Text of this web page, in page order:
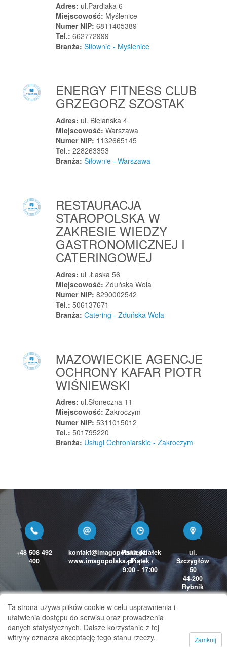
Radomyśl nad Sanem
Radomyśl Wielki
Radziechowice Pierwsze
Radziechowy
Radzymin
Radzyń Chełmiński
Radzyń Podlaski
Raniżów
Raszyn
Rawa Mazowiecka
Regulice
Reguły
Rejowiec
Rejowiec Fabryczny
Resko
Rębków
Ręczno
Rędziny
Adres: ul.Pardiaka 6
Miejscowość: Myślenice
Numer NIP: 6811405389
Tel.: 662772999
Branża: Siłownie - Myślenice
ENERGY FITNESS CLUB
GRZEGORZ SZOSTAK
Adres: ul. Bielańska 4
Miejscowość: Warszawa
Numer NIP: 1132665145
Tel.: 228263353
Branża: Siłownie - Warszawa
RESTAURACJA
STAROPOLSKA W
ZAKRESIE WIEDZY
GASTRONOMICZNEJ I
CATERINGOWEJ
Adres: ul .Łaska 56
Miejscowość: Zduńska Wola
Numer NIP: 8290002542
Tel.: 506137671
Branża: Catering - Zduńska Wola
MAZOWIECKIE AGENCJE
OCHRONY KAFAR PIOTR
WIŚNIEWSKI
Adres: ul.Słoneczna 11
Miejscowość: Zakroczym
Numer NIP: 5311015012
Tel.: 501795220
Branża: Usługi Ochroniarskie - Zakroczym
+48 508 492
400
kontakt@imagopolska.pl
www.imagopolska.pl
Poniedziałek
- Piątek /
9:00 - 17:00
ul.
Szczygłów
50
44-200
Rybnik
Copyright 2026 © TelefonTajemniczegoKlienta.pl
Ta strona używa plików cookie w celu usprawnienia i
ułatwienia dostępu do serwisu oraz prowadzenia
danych statystycznych. Dalsze korzystanie z tej
witryny oznacza akceptację tego stanu rzeczy.
Zamknij